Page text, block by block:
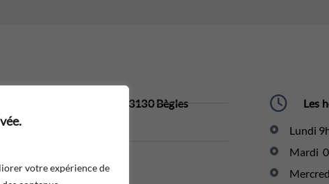
votre expérience de
: 188, route de Toulouse. 33130 Bègles​
35 94 01​
Les
Lundi
Mardi